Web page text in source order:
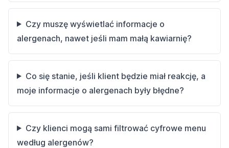
Czy muszę wyświetlać informacje o
alergenach, nawet jeśli mam małą kawiarnię?
Co się stanie, jeśli klient będzie miał reakcję, a
moje informacje o alergenach były błędne?
Czy klienci mogą sami filtrować cyfrowe menu
według alergenów?